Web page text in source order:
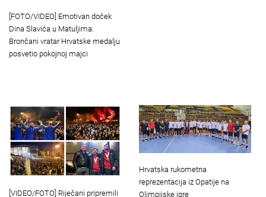
[FOTO/VIDEO] Emotivan doček
Dina Slavića u Matuljima:
Brončani vratar Hrvatske medalju
posvetio pokojnoj majci
[VIDEO/FOTO] Riječani pripremili
Hrvatska rukometna
reprezentacija iz Opatije na
Olimpijske igre